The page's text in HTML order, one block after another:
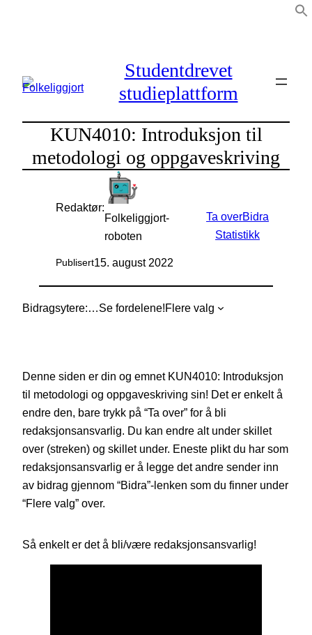
Studentdrevet
studieplattform
KUN4010: Introduksjon til
metodologi og oppgaveskriving
Redaktør:
Folkeliggjort-
roboten
Publisert15. august 2022
Ta overBidra
Statistikk
Bidragsytere: Se fordelene!Flere valg
Denne siden er din og emnet KUN4010: Introduksjon
til metodologi og oppgaveskriving sin! Det er enkelt å
endre den, bare trykk på “Ta over” for å bli
redaksjonsansvarlig. Du kan endre alt under skillet
over (streken) og skillet under. Eneste plikt du har som
redaksjonsansvarlig er å legge det andre sender inn
av bidrag gjennom “Bidra”-lenken som du finner under
“Flere valg” over.
Så enkelt er det å bli/være redaksjonsansvarlig!